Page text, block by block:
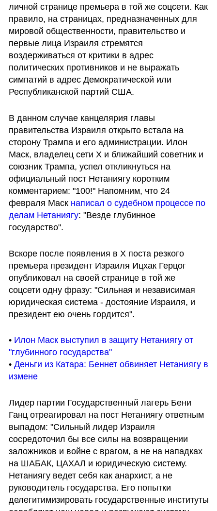
личной странице премьера в той же соцсети. Как
правило, на страницах, предназначенных для
мировой общественности, правительство и
первые лица Израиля стремятся
воздерживаться от критики в адрес
политических противников и не выражать
симпатий в адрес Демократической или
Республиканской партий США.
В данном случае канцелярия главы
правительства Израиля открыто встала на
сторону Трампа и его администрации. Илон
Маск, владелец сети X и ближайший советник и
союзник Трампа, успел откликнуться на
официальный пост Нетаниягу коротким
комментарием: "100!" Напомним, что 24
февраля Маск написал о судебном процессе по
делам Нетаниягу: "Везде глубинное
государство".
Вскоре после появления в X поста резкого
премьера президент Израиля Ицхак Герцог
опубликовал на своей странице в той же
соцсети одну фразу: "Сильная и независимая
юридическая система - достояние Израиля, и
президент ею очень гордится".
• Илон Маск выступил в защиту Нетаниягу от
"глубинного государства"
• Деньги из Катара: Беннет обвиняет Нетаниягу в
измене
Лидер партии Государственный лагерь Бени
Ганц отреагировал на пост Нетаниягу ответным
выпадом: "Сильный лидер Израиля
сосредоточил бы все силы на возвращении
заложников и войне с врагом, а не на нападках
на ШАБАК, ЦАХАЛ и юридическую систему.
Нетаниягу ведет себя как анархист, а не
руководитель государства. Его попытки
делегитимизировать государственные институты